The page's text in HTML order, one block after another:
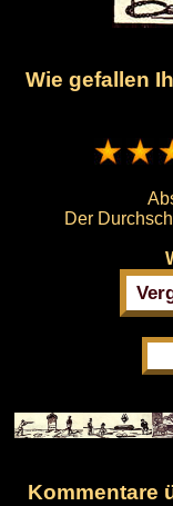
Wie gefallen
Der
Kommentare